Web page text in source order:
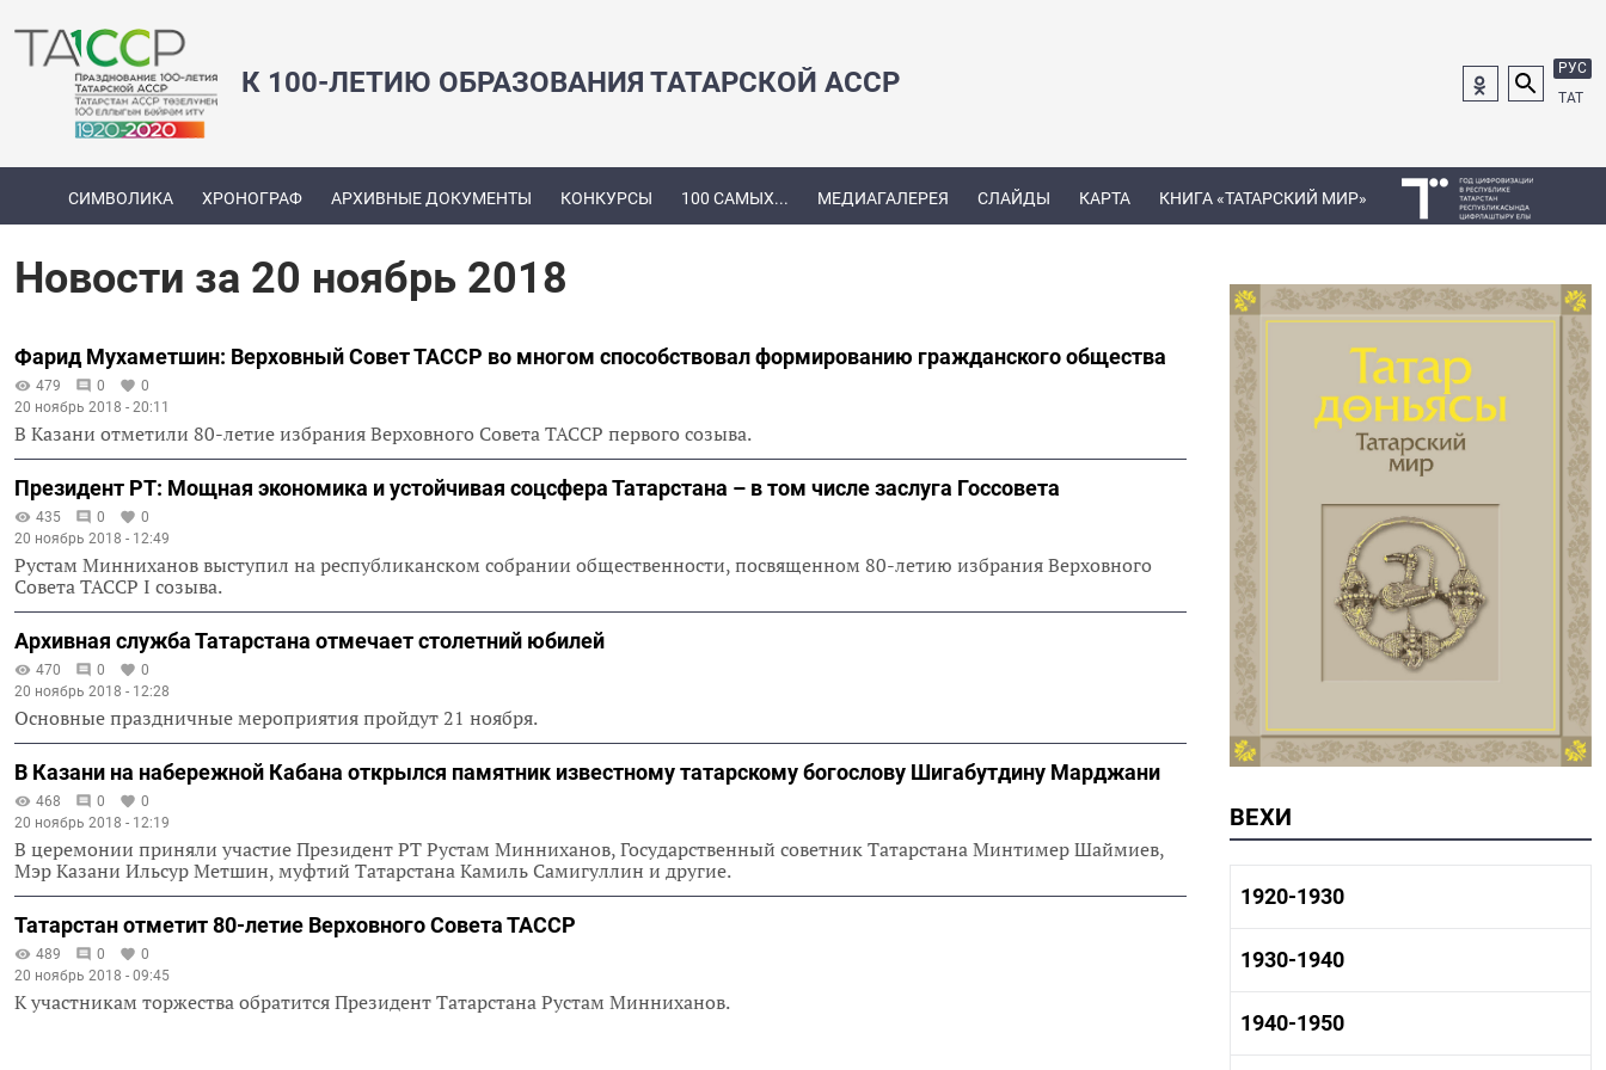
К 100-ЛЕТИЮ ОБРАЗОВАНИЯ ТАТАРСКОЙ АССР
РУС
ТАТ
СИМВОЛИКА ХРОНОГРАФ АРХИВНЫЕ ДОКУМЕНТЫ КОНКУРСЫ 100 САМЫХ... МЕДИАГАЛЕРЕЯ СЛАЙДЫ КАРТА КНИГА «ТАТАРСКИЙ МИР»
Новости за 20 ноябрь 2018
Фарид Мухаметшин: Верховный Совет ТАССР во многом способствовал формированию гражданского общества
479 0
0
20 ноябрь 2018 - 20:11
В Казани отметили 80-летие избрания Верховного Совета ТАССР первого созыва.
Президент РТ: Мощная экономика и устойчивая соцсфера Татарстана – в том числе заслуга Госсовета
435 0
0
20 ноябрь 2018 - 12:49
Рустам Минниханов выступил на республиканском собрании общественности, посвященном 80-летию избрания Верховного
Совета ТАССР I созыва.
Архивная служба Татарстана отмечает столетний юбилей
470 0
0
20 ноябрь 2018 - 12:28
Основные праздничные мероприятия пройдут 21 ноября.
В Казани на набережной Кабана открылся памятник известному татарскому богослову Шигабутдину Марджани
468 0
0
20 ноябрь 2018 - 12:19
В церемонии приняли участие Президент РТ Рустам Минниханов, Государственный советник Татарстана Минтимер Шаймиев,
Мэр Казани Ильсур Метшин, муфтий Татарстана Камиль Самигуллин и другие.
Татарстан отметит 80-летие Верховного Совета ТАССР
489 0
0
20 ноябрь 2018 - 09:45
К участникам торжества обратится Президент Татарстана Рустам Минниханов.
ВЕХИ
1920-1930
1920-1930 история
1920-1930 культура
1930-1940
1930-1940 история
1930-1940 культура
1940-1950